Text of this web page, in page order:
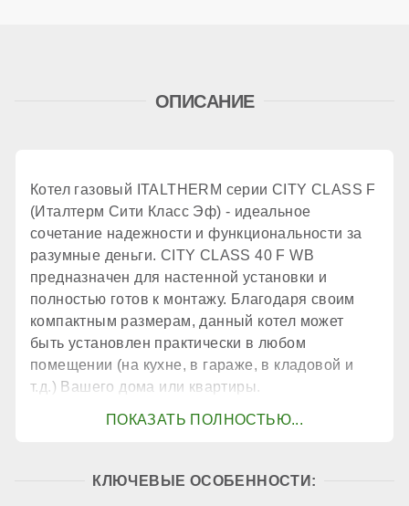
принудительное
2 шт.
КПД
90,9 %
ОПИСАНИЕ
Котел газовый ITALTHERM серии CITY CLASS F
(Италтерм Сити Класс Эф) - идеальное
сочетание надежности и функциональности за
разумные деньги. CITY CLASS 40 F WB
предназначен для настенной установки и
полностью готов к монтажу. Благодаря своим
компактным размерам, данный котел может
быть установлен практически в любом
помещении (на кухне, в гараже, в кладовой и
т.д.) Вашего дома или квартиры.
КЛЮЧЕВЫЕ ОСОБЕННОСТИ: